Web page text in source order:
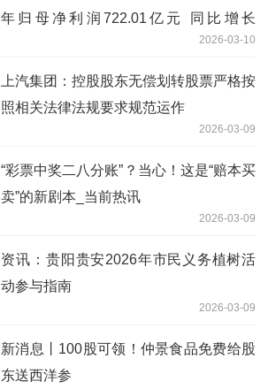
年归母净利润722.01亿元 同比增长
2026-03-10
上汽集团：控股股东无偿划转股票严格按
照相关法律法规要求规范运作
2026-03-09
“彩票中奖二八分账”？当心！这是“赔本买
卖”的新剧本_当前热讯
2026-03-09
资讯：​贵阳贵安2026年市民义务植树活
动参与指南
2026-03-09
新消息丨100股可领！仲景食品免费给股
东送西洋参